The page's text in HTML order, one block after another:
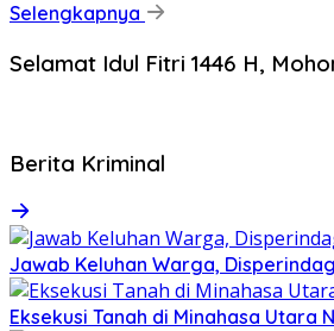
Selengkapnya
Selamat Idul Fitri 1446 H,
Berita Kriminal
Jawab Keluhan Warga,
Eksekusi Tanah di Minahasa Utara